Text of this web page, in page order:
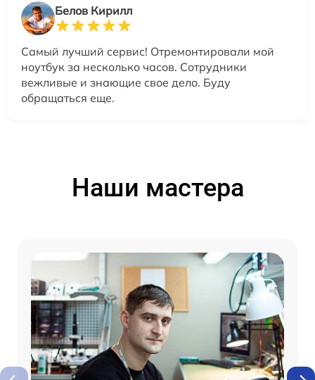
Белов Кирилл
Самый лучший сервис! Отремонтировали мой
ноутбук за несколько часов. Сотрудники
вежливые и знающие свое дело. Буду
обращаться еще.
Наши мастера